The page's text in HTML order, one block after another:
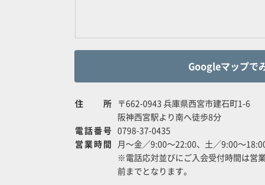
Googleマップで
住所
〒662-0943 兵庫県西宮市建石町1-6
阪神西宮駅より南へ徒歩8分
電話番号 0798-37-0435
営業時間
月～金／9:00～22:00、土／9:00～
※電話応対並びにご入会受付時間は営
前までとなります。